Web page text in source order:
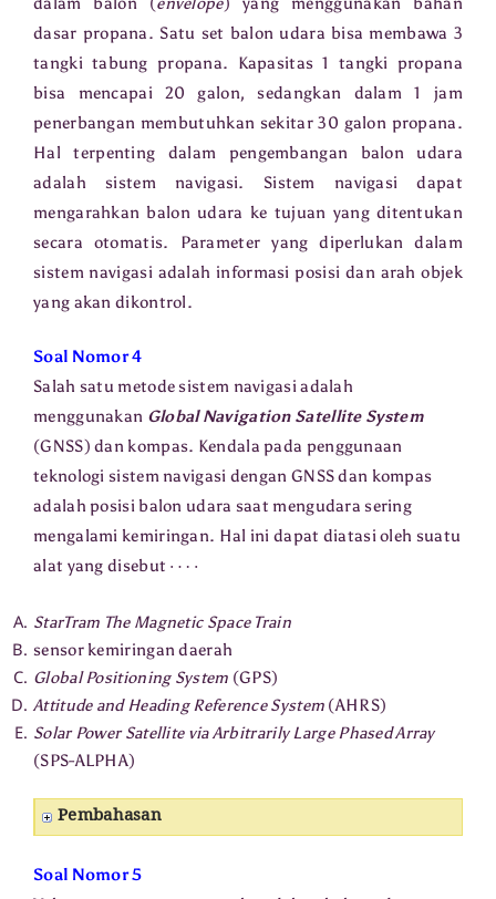
dasar propana. Satu set balon udara bisa membawa 3
tangki tabung propana. Kapasitas 1 tangki propana
bisa mencapai 20 galon, sedangkan dalam 1 jam
penerbangan membutuhkan sekitar 30 galon propana.
Hal terpenting dalam pengembangan balon udara
adalah sistem navigasi. Sistem navigasi dapat
mengarahkan balon udara ke tujuan yang ditentukan
secara otomatis. Parameter yang diperlukan dalam
sistem navigasi adalah informasi posisi dan arah objek
yang akan dikontrol.
Soal Nomor 4
Salah satu metode sistem navigasi adalah
menggunakan Global Navigation Satellite System
(GNSS) dan kompas. Kendala pada penggunaan
teknologi sistem navigasi dengan GNSS dan kompas
adalah posisi balon udara saat mengudara sering
mengalami kemiringan. Hal ini dapat diatasi oleh suatu
alat yang disebut
StarTram The Magnetic Space Train
sensor kemiringan daerah
Global Positioning System (GPS)
Attitude and Heading Reference System (AHRS)
Solar Power Satellite via Arbitrarily Large Phased Array
(SPS-ALPHA)
Pembahasan
Soal Nomor 5